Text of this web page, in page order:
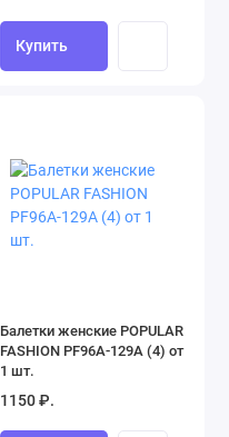
Купить
Балетки женские POPULAR
FASHION PF96A-129A (4) от
1 шт.
1150 ₽.